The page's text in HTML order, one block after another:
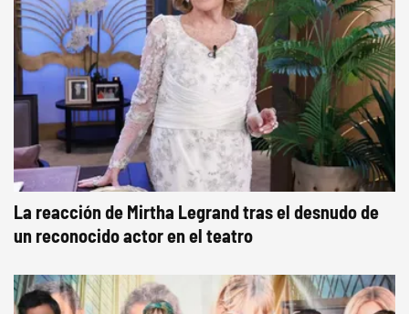
La reacción de Mirtha Legrand tras el desnudo de
un reconocido actor en el teatro